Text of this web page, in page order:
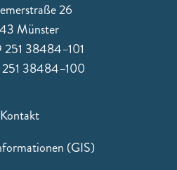
26
Münster
251 38484–101
38484–100
Kontakt
(GIS)